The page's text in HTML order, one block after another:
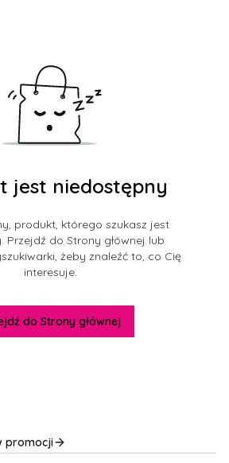
jest niedostępny
produkt, którego szukasz jest
Przejdź do Strony głównej lub
żeby znaleźć to, co Cię
interesuje.
do Strony głównej
promocji